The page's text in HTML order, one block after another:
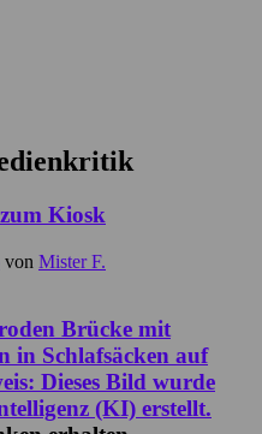
Kiosk
von Mister F.